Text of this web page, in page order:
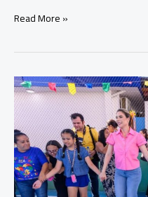
Roberto
do
SPA
e
Maternidade
Chapot
Prévost
em
Manaus
Read More »